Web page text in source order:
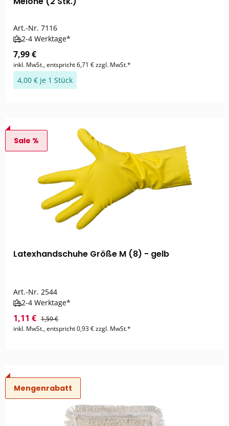
Art.-Nr. 7116
2-4 Werktage*
7,99 €
inkl. MwSt., entspricht 6,71 € zzgl. MwSt.*
4,00 € je 1 Stück
Sale %
Latexhandschuhe Größe M (8) - gelb
Art.-Nr. 2544
2-4 Werktage*
1,11 € 1,59 €
inkl. MwSt., entspricht 0,93 € zzgl. MwSt.*
Mengenrabatt